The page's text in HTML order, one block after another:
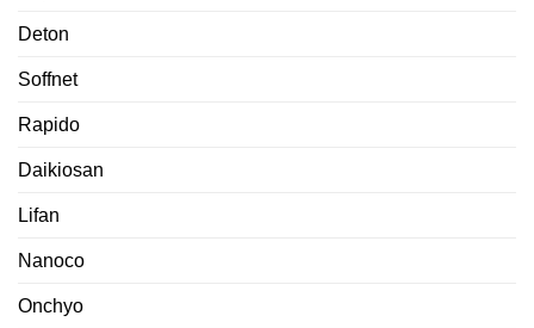
Deton
Soffnet
Rapido
Daikiosan
Lifan
Nanoco
Onchyo